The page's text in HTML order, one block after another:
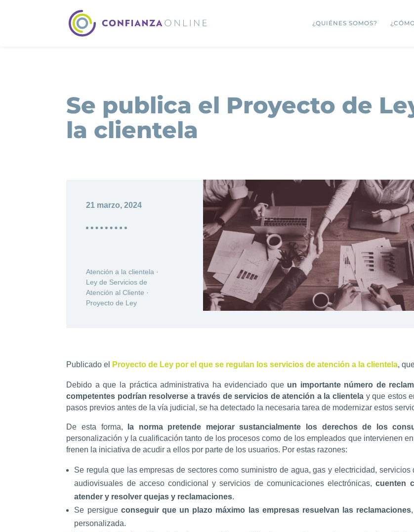
¿QUIÉNES SOMOS?
Se publica el Proyecto de
la clientela
21 marzo, 2024
Atención a la clientela ·
Ley de Servicios de
Atención al Cliente ·
Proyecto de Ley
Publicado el Proyecto de Ley por el que se regulan los servicios de atención a la clientela,
Debido a que la práctica administrativa ha evidenciado que un importante número de
competentes podrían resolverse a través de servicios de atención a la clientela y que estos
pasos previos antes de la vía judicial, se ha detectado la necesaria tarea de modernizar estos
De esta forma, la norma pretende mejorar sustancialmente los derechos de los
personalización y la cualificación tanto de los procesos como de los empleados que intervienen
frenen la iniciativa de acudir a ellos por parte de los usuarios. Por estas razones:
Se regula que las empresas de sectores como suministro de agua, gas y electricidad,
audiovisuales de acceso condicional y servicios de comunicaciones electrónicas,cuenten
atender y resolver quejas y reclamaciones.
Se persigue conseguir que un plazo máximo las empresas resuelvan las reclamaciones
personalizada.